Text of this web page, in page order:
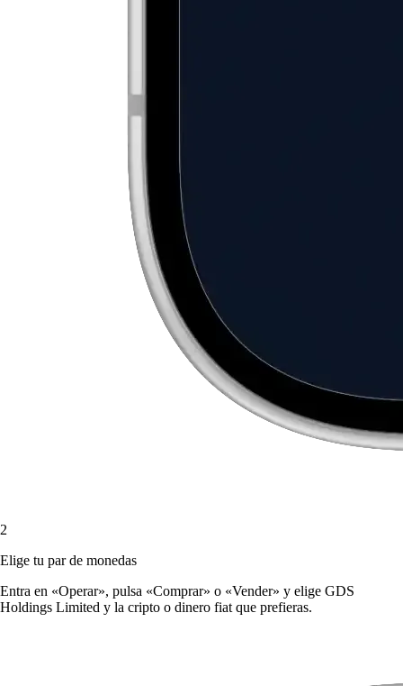
2
Elige tu par de monedas
Entra en «Operar», pulsa «Comprar» o «Vender» y elige GDS
Holdings Limited y la cripto o dinero fiat que prefieras.